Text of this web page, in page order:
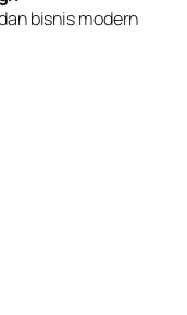
bisnis modern